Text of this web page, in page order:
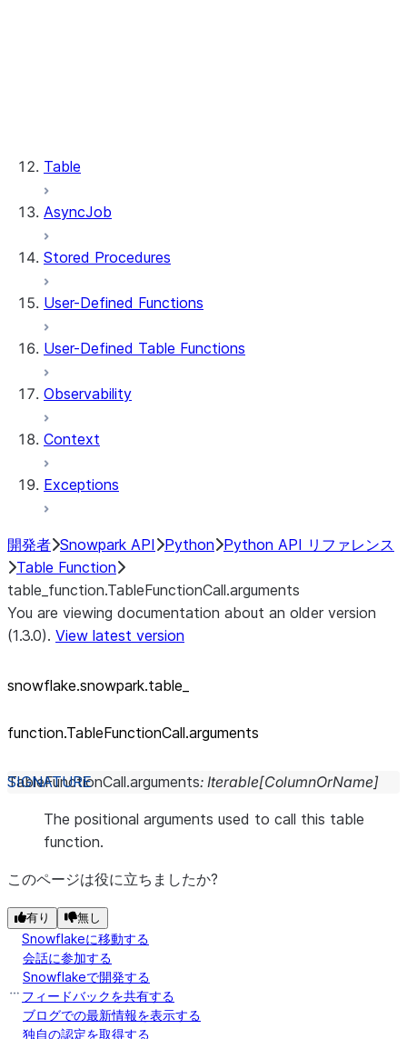
Table
AsyncJob
Stored Procedures
User-Defined Functions
User-Defined Table Functions
Observability
Context
Exceptions
開発者 Snowpark API Python Python API リファレンス
Table Function
table_function.TableFunctionCall.arguments
You are viewing documentation about an older version
(1.3.0). View latest version
snowflake.snowpark.table_
function.TableFunctionCall.arguments
TableFunctionCall.arguments: Iterable[ColumnOrName]
The positional arguments used to call this table
function.
このページは役に立ちましたか?
有り 無し
Snowflakeに移動する
会話に参加する
Snowflakeで開発する
フィードバックを共有する
ブログでの最新情報を表示する
独自の認定を取得する